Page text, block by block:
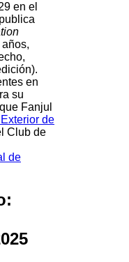
en el
en
su
Fanjul
de
Club de
de